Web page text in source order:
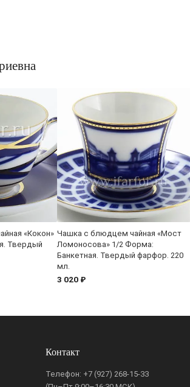
«Кокон»
Твердый
Чашка с блюдцем чайная «Мост
Ломоносова» 1/2 Форма:
Банкетная. Твердый фарфор. 220
мл.
3 020 ₽
Контакт
Телефон: +7 (927) 268-15-33